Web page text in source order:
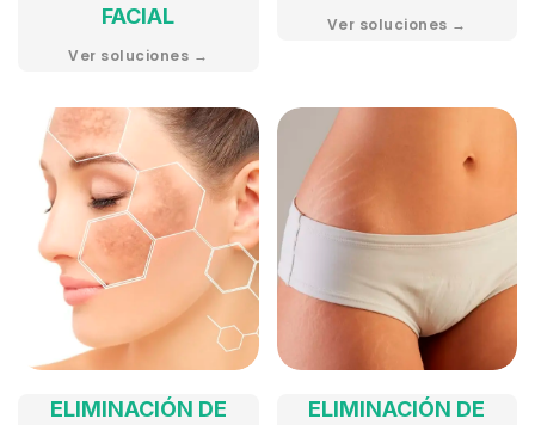
FACIAL
Ver soluciones →
Ver soluciones →
ELIMINACIÓN DE
ELIMINACIÓN DE